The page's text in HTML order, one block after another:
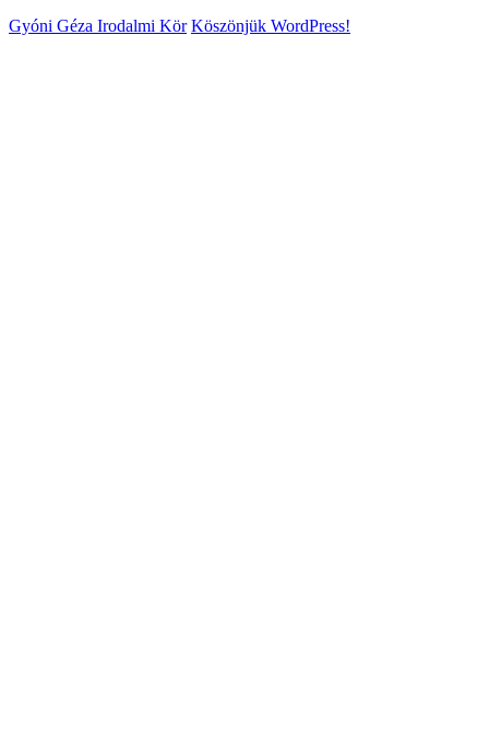
Gyóni Géza Irodalmi Kör Köszönjük WordPress!